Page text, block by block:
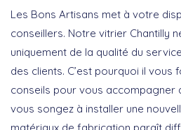
Les Bons Artisans met à votre
conseillers. Notre vitrier Chantilly
uniquement de la qualité du
des clients. C’est pourquoi il vous
conseils pour vous accompagner
vous songez à installer une